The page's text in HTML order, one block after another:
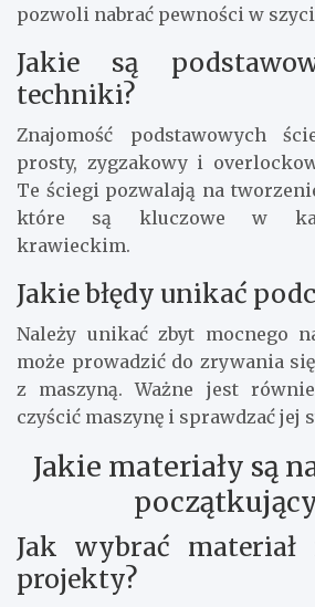
pozwoli nabrać pewności w
Jakie są
techniki?
Znajomość podstawowych
prosty, zygzakowy i
Te ściegi pozwalają na
które są kluczowe w
krawieckim.
Jakie błędy unikać
Należy unikać zbyt mocnego
może prowadzić do zrywania
z maszyną. Ważne jest
czyścić maszynę i sprawdzać jej
Jakie materiały są
Jak wybrać materiał
projekty?